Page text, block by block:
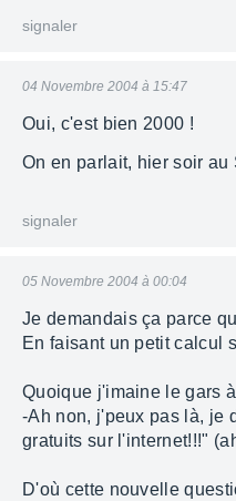
signaler
04 Novembre 2004 à 15:47
Oui, c'est bien 2000 !
On en parlait, hier soir au
signaler
05 Novembre 2004 à 00:04
Je demandais ça parce
En faisant un petit calcul
Quoique j'imaine le gars
-Ah non, j'peux pas là, je
gratuits sur l'internet!!!"
D'où cette nouvelle